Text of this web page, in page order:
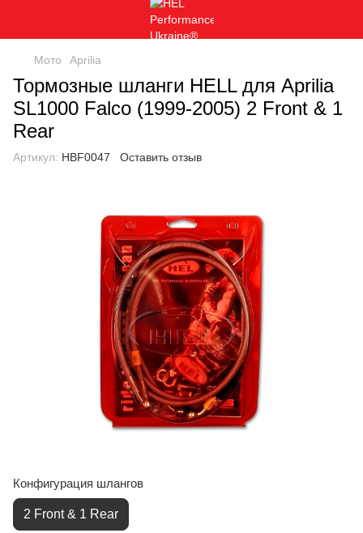
Мото Aprilia
Тормозные шланги HELL для Aprilia
SL1000 Falco (1999-2005) 2 Front & 1
Rear
Артикул: HBF0047 Оставить отзыв
Конфигурация шлангов
2 Front & 1 Rear